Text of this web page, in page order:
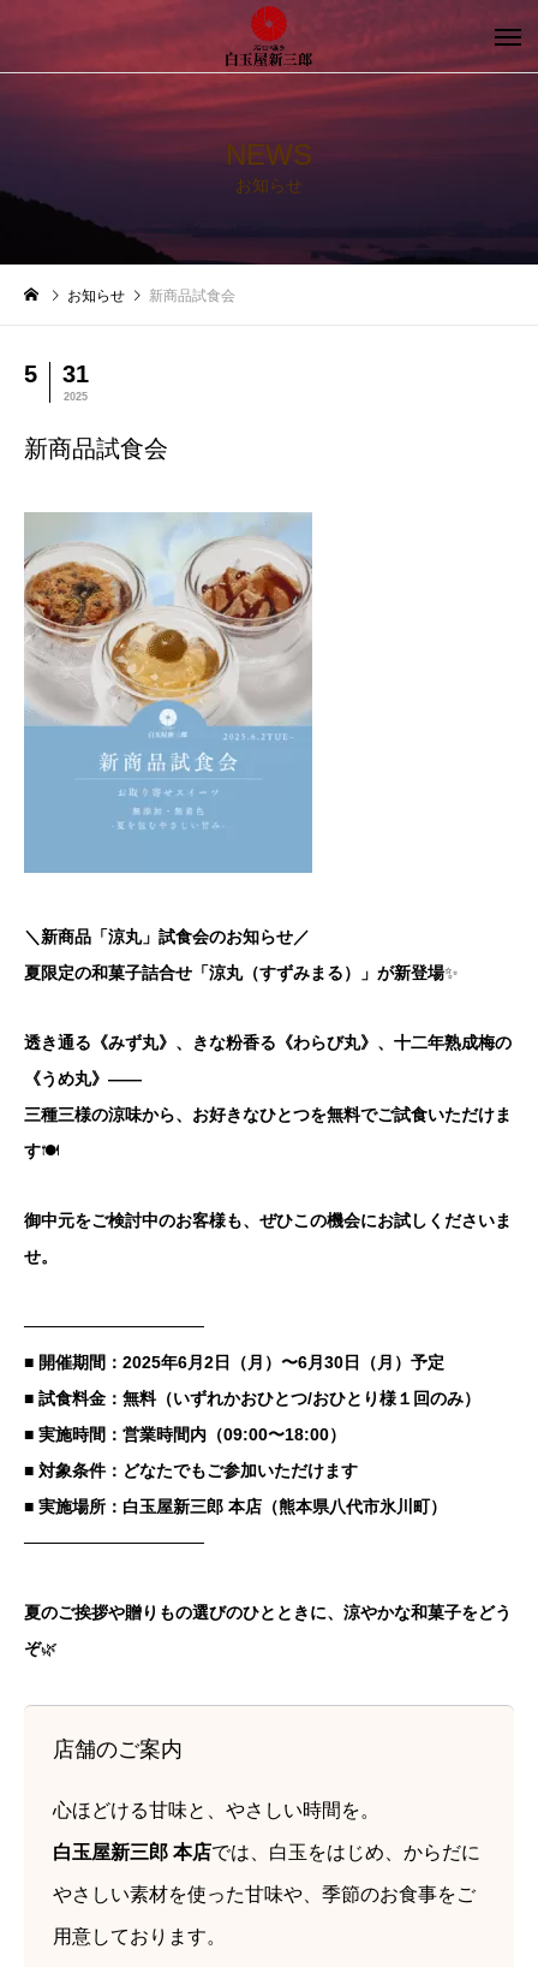
NEWS
お知らせ
お知らせ 新商品試食会
5 31
2025
新商品試食会
＼新商品「涼丸」試食会のお知らせ／
夏限定の和菓子詰合せ「涼丸（すずみまる）」が新登場✨
透き通る《みず丸》、きな粉香る《わらび丸》、十二年熟成梅の
《うめ丸》――
三種三様の涼味から、お好きなひとつを無料でご試食いただけま
す🍽️
御中元をご検討中のお客様も、ぜひこの機会にお試しくださいま
せ。
───────────────
■ 開催期間：2025年6月2日（月）〜6月30日（月）予定
■ 試食料金：無料（いずれかおひとつ/おひとり様１回のみ）
■ 実施時間：営業時間内（09:00〜18:00）
■ 対象条件：どなたでもご参加いただけます
■ 実施場所：白玉屋新三郎 本店（熊本県八代市氷川町）
───────────────
夏のご挨拶や贈りもの選びのひとときに、涼やかな和菓子をどう
ぞ🌿
店舗のご案内
心ほどける甘味と、やさしい時間を。
白玉屋新三郎 本店では、白玉をはじめ、からだに
やさしい素材を使った甘味や、季節のお食事をご
用意しております。